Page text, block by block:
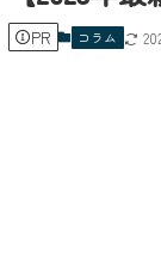
PR コラム